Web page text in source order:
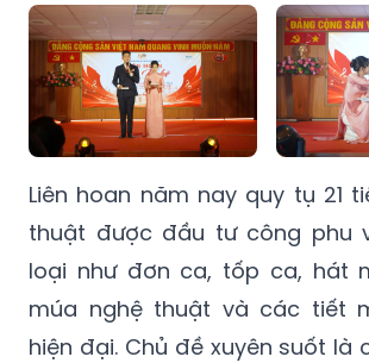
Liên hoan năm nay quy tụ 21
thuật được đầu tư công phu
loại như đơn ca, tốp ca, hát
múa nghệ thuật và các tiết
hiện đại. Chủ đề xuyên suốt là